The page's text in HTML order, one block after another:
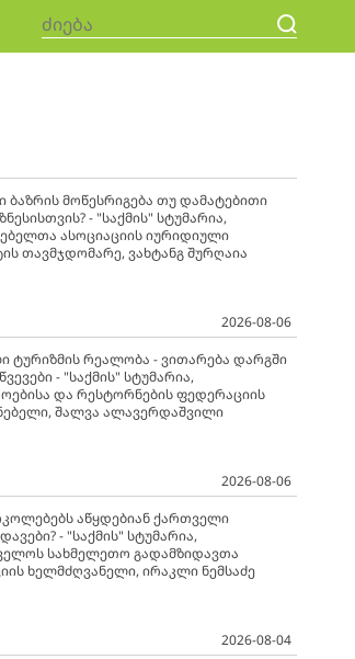
ბაზრის მოწესრიგება თუ დამატებითი
- "საქმის" სტუმარია,
ასოციაციის იურიდიული
თავმჯდომარე, ვახტანგ შურღაია
2026-08-06
ტურიზმის რეალობა - ვითარება დარგში
- "საქმის" სტუმარია,
და რესტორნების ფედერაციის
შალვა ალავერდაშვილი
2026-08-06
აწყდებიან ქართველი
- "საქმის" სტუმარია,
სახმელეთო გადამზიდავთა
ხელმძღვანელი, ირაკლი ნემსაძე
2026-08-04